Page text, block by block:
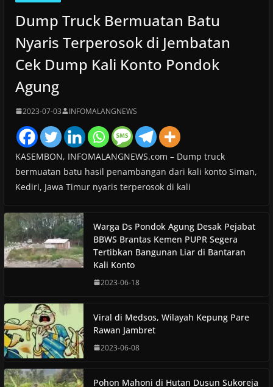
Dump Truck Bermuatan Batu
Nyaris Terperosok di Jembatan
Cek Dump Kali Konto Pondok
Agung
2023-07-03 INFOMALANGNEWS
KASEMBON, INFOMALANGNEWS.com – Dump truck
bermuatan batu hasil penambangan dari kali konto Siman,
Kediri, Jawa Timur nyaris terperosok di kali
Warga Ds Pondok Agung Desak Pejabat
BBWS Brantas Kemen PUPR Segera
Tertibkan Bangunan Liar di Bantaran
Kali Konto
2023-06-18
Viral di Medsos, Wilayah Kepung Pare
Rawan Jambret
2023-06-08
Pohon Mahoni di Hutan Dusun Sukoreja